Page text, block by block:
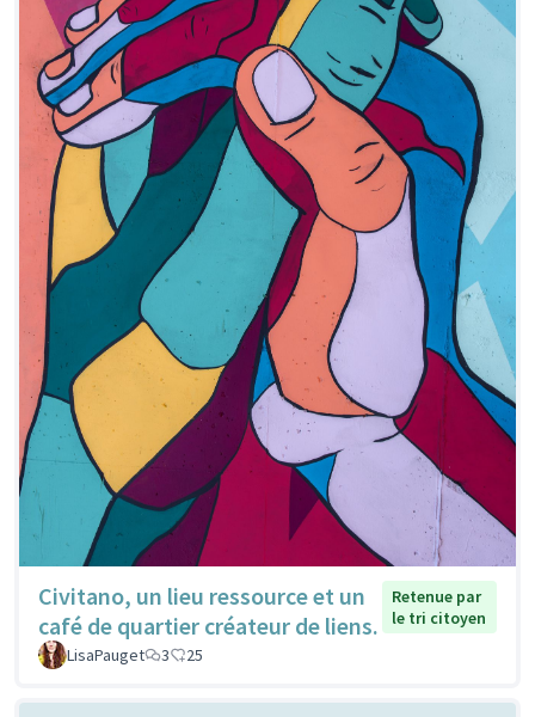
Civitano, un lieu ressource et un
café de quartier créateur de liens.
Retenue par
le tri citoyen
LisaPauget
3 25